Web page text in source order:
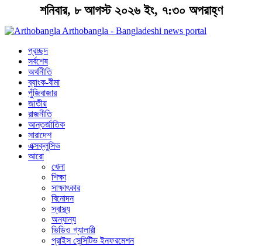
শনিবার, ৮ আগস্ট ২০২৬ ইং, ৭:৩০ অপরাহ্ণ
Arthobangla - Bangladeshi news portal
প্রচ্ছদ
সর্বশেষ
অর্থনীতি
ব্যাংক-বীমা
পুঁজিবাজার
জাতীয়
রাজনীতি
আন্তর্জাতিক
সারাদেশ
এক্সক্লুসিভ
আরো
খেলা
শিক্ষা
সাক্ষাৎকার
বিনোদন
স্বাস্থ্য
অন্যান্য
ভিডিও গ্যালারী
প্রাইস সেন্সিটিভ ইনফরমেশন